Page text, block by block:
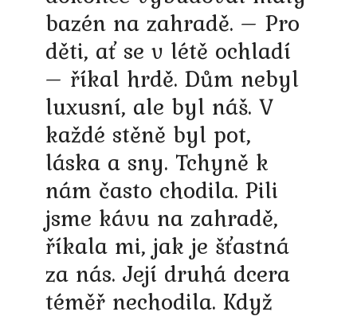
bazén na zahradě. – Pro
děti, ať se v létě ochladí
– říkal hrdě. Dům nebyl
luxusní, ale byl náš. V
každé stěně byl pot,
láska a sny. Tchyně k
nám často chodila. Pili
jsme kávu na zahradě,
říkala mi, jak je šťastná
za nás. Její druhá dcera
téměř nechodila. Když